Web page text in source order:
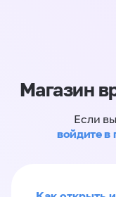
Магазин
Если
войдите в